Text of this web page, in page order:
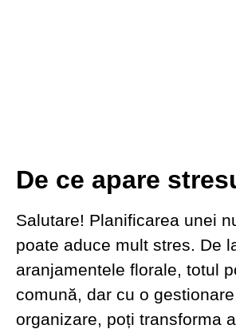
De ce apare
Salutare! Planificarea unei
poate aduce mult stres. De
aranjamentele florale, totul
comună, dar cu o
organizare, poți transforma